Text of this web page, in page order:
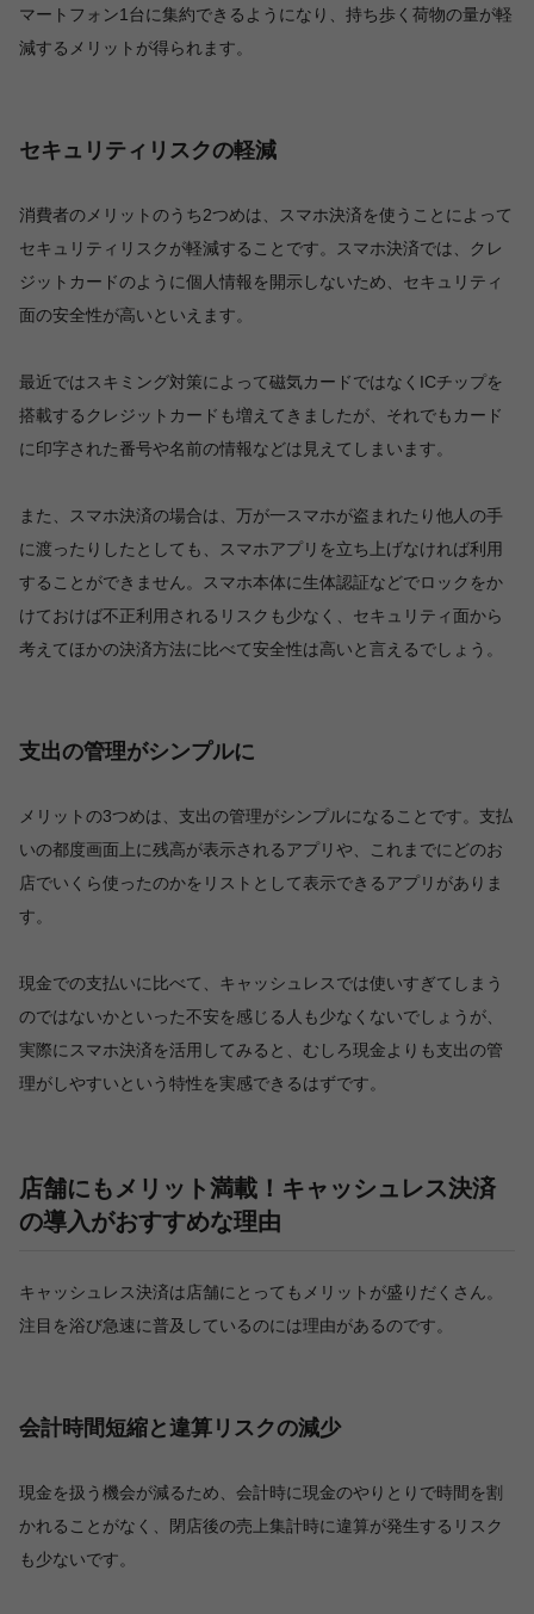
マートフォン1台に集約できるようになり、持ち歩く荷物の量が軽
減するメリットが得られます。
セキュリティリスクの軽減
消費者のメリットのうち2つめは、スマホ決済を使うことによって
セキュリティリスクが軽減することです。スマホ決済では、クレ
ジットカードのように個人情報を開示しないため、セキュリティ
面の安全性が高いといえます。
最近ではスキミング対策によって磁気カードではなくICチップを
搭載するクレジットカードも増えてきましたが、それでもカード
に印字された番号や名前の情報などは見えてしまいます。
また、スマホ決済の場合は、万が一スマホが盗まれたり他人の手
に渡ったりしたとしても、スマホアプリを立ち上げなければ利用
することができません。スマホ本体に生体認証などでロックをか
けておけば不正利用されるリスクも少なく、セキュリティ面から
考えてほかの決済方法に比べて安全性は高いと言えるでしょう。
支出の管理がシンプルに
メリットの3つめは、支出の管理がシンプルになることです。支払
いの都度画面上に残高が表示されるアプリや、これまでにどのお
店でいくら使ったのかをリストとして表示できるアプリがありま
す。
現金での支払いに比べて、キャッシュレスでは使いすぎてしまう
のではないかといった不安を感じる人も少なくないでしょうが、
実際にスマホ決済を活用してみると、むしろ現金よりも支出の管
理がしやすいという特性を実感できるはずです。
店舗にもメリット満載！キャッシュレス決済
の導入がおすすめな理由
キャッシュレス決済は店舗にとってもメリットが盛りだくさん。
注目を浴び急速に普及しているのには理由があるのです。
会計時間短縮と違算リスクの減少
現金を扱う機会が減るため、会計時に現金のやりとりで時間を割
かれることがなく、閉店後の売上集計時に違算が発生するリスク
も少ないです。